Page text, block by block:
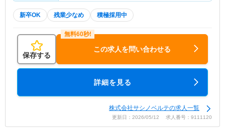
新卒OK 残業少なめ 積極採用中
保存する
この求人を問い合わせる
詳細を見る
株式会社サシノベルテの求人一覧
更新日：2026/05/12 求人番号：9111120